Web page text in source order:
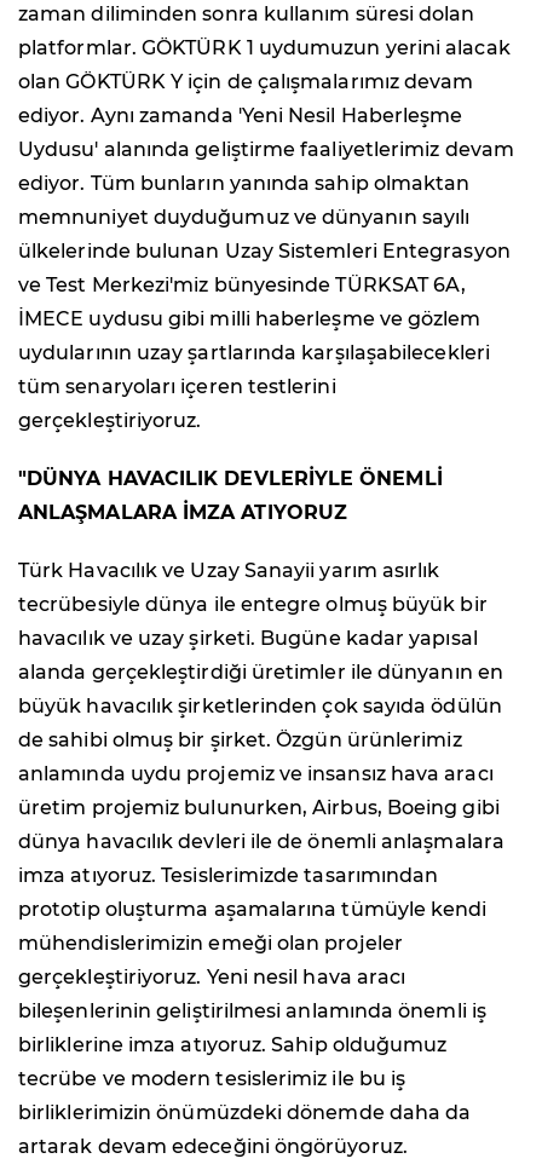
zaman diliminden sonra kullanım süresi dolan
platformlar. GÖKTÜRK 1 uydumuzun yerini alacak
olan GÖKTÜRK Y için de çalışmalarımız devam
ediyor. Aynı zamanda 'Yeni Nesil Haberleşme
Uydusu' alanında geliştirme faaliyetlerimiz devam
ediyor. Tüm bunların yanında sahip olmaktan
memnuniyet duyduğumuz ve dünyanın sayılı
ülkelerinde bulunan Uzay Sistemleri Entegrasyon
ve Test Merkezi'miz bünyesinde TÜRKSAT 6A,
İMECE uydusu gibi milli haberleşme ve gözlem
uydularının uzay şartlarında karşılaşabilecekleri
tüm senaryoları içeren testlerini
gerçekleştiriyoruz.
"DÜNYA HAVACILIK DEVLERİYLE ÖNEMLİ
ANLAŞMALARA İMZA ATIYORUZ
Türk Havacılık ve Uzay Sanayii yarım asırlık
tecrübesiyle dünya ile entegre olmuş büyük bir
havacılık ve uzay şirketi. Bugüne kadar yapısal
alanda gerçekleştirdiği üretimler ile dünyanın en
büyük havacılık şirketlerinden çok sayıda ödülün
de sahibi olmuş bir şirket. Özgün ürünlerimiz
anlamında uydu projemiz ve insansız hava aracı
üretim projemiz bulunurken, Airbus, Boeing gibi
dünya havacılık devleri ile de önemli anlaşmalara
imza atıyoruz. Tesislerimizde tasarımından
prototip oluşturma aşamalarına tümüyle kendi
mühendislerimizin emeği olan projeler
gerçekleştiriyoruz. Yeni nesil hava aracı
bileşenlerinin geliştirilmesi anlamında önemli iş
birliklerine imza atıyoruz. Sahip olduğumuz
tecrübe ve modern tesislerimiz ile bu iş
birliklerimizin önümüzdeki dönemde daha da
artarak devam edeceğini öngörüyoruz.